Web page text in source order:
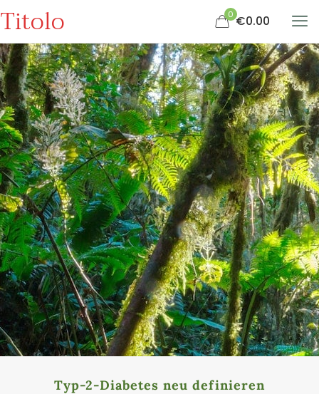
Titolo 0 €0.00
Typ-2-Diabetes neu definieren